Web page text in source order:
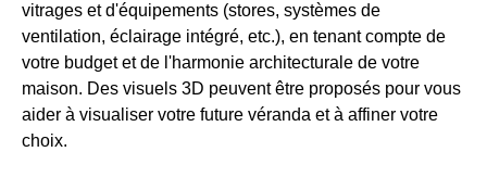
vitrages et d'équipements (stores, systèmes de
ventilation, éclairage intégré, etc.), en tenant compte de
votre budget et de l'harmonie architecturale de votre
maison. Des visuels 3D peuvent être proposés pour vous
aider à visualiser votre future véranda et à affiner votre
choix.